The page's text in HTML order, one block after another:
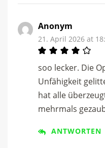
Anonym
21. April 2026 at
ANTWORTEN
soo lecker. Die
Unfähigkeit
hat alle
mehrmals